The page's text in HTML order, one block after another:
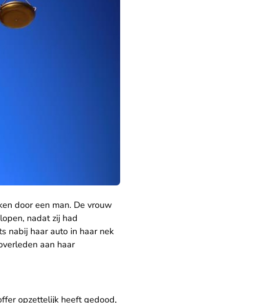
door een man. De vrouw
nadat zij had
nabij haar auto in haar nek
aan haar
opzettelijk heeft gedood,